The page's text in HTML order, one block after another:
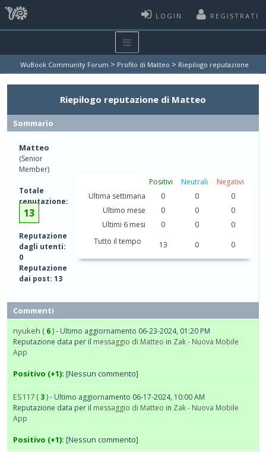
LOGIN REGISTRATI
WuBook Community Forum > Profilo di Matteo > Riepilogo reputazione
Riepilogo reputazione di Matteo
Sommario
Matteo
(Senior
Member)
Totale
reputazione:
13
Reputazione
dagli utenti:
0
Reputazione
dai post: 13
Positivi Neutrali
Negativi
Ultima settimana
0 0
0
Ultimo mese
0 0
0
Ultimi 6 mesi
0 0
0
Tutto il tempo
13 0 0
Commenti
nyukeh ( 6) - Ultimo aggiornamento 06-23-2024, 01:20 PM
Reputazione data per il messaggio di Matteo in Zak - Nuova Mobile
App
Positivo (+1): [Nessun commento]
ES117 ( 3) - Ultimo aggiornamento 06-17-2024, 10:00 AM
Reputazione data per il messaggio di Matteo in Zak - Nuova Mobile
App
Positivo (+1): [Nessun commento]